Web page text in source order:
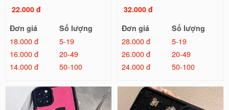
22.000 đ
Đơn giá
Số lượng
18.000 đ
5-19
16.000 đ
20-49
14.000 đ
50-100
32.000 đ
Đơn giá
Số lượng
28.000 đ
5-19
26.000 đ
20-49
24.000 đ
50-100